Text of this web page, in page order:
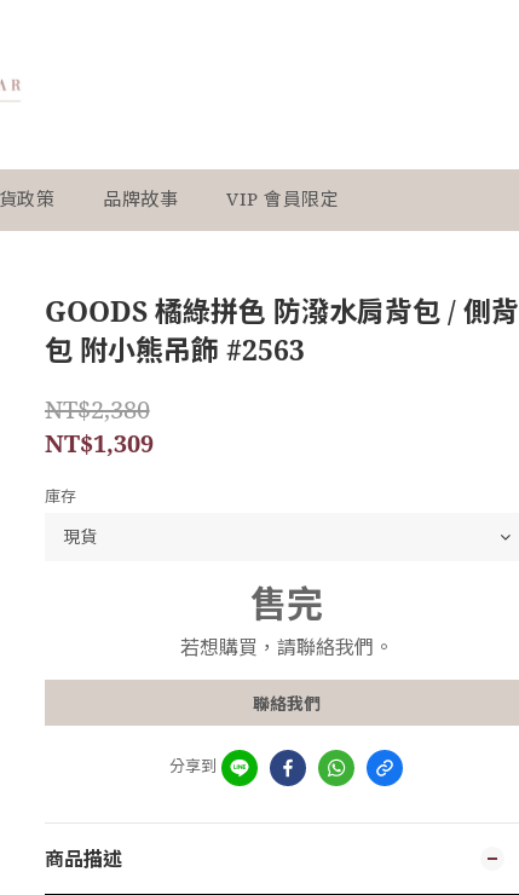
政策 品牌故事 VIP 會員限定
GOODS 橘綠拼色 防潑水肩背包 / 側背
包 附小熊吊飾 #2563
NT$2,380
NT$1,309
庫存
售完
若想購買，請聯絡我們。
聯絡我們
分享到
商品描述